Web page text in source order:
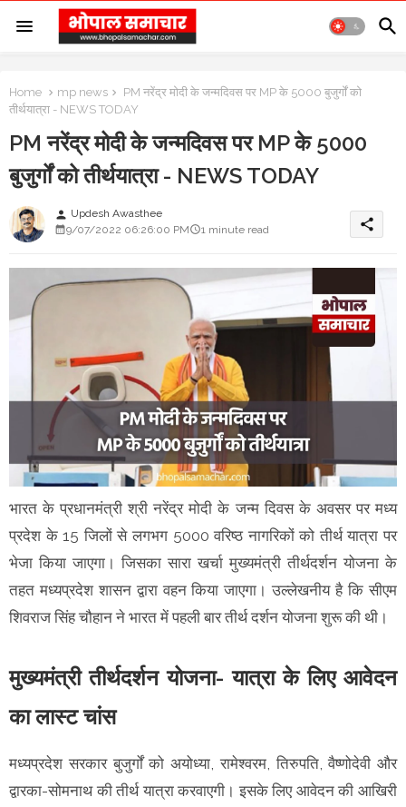
Home mp news
PM नरेंद्र मोदी के जन्मदिवस पर MP के 5000 बुजुर्गों को
तीर्थयात्रा - NEWS TODAY
PM नरेंद्र मोदी के जन्मदिवस पर MP के 5000
बुजुर्गों को तीर्थयात्रा - NEWS TODAY
person Updesh Awasthee
9/07/2022 06:26:00 PM
1 minute read share
भारत के प्रधानमंत्री श्री नरेंद्र मोदी के जन्म दिवस के अवसर पर मध्य
प्रदेश के 15 जिलों से लगभग 5000 वरिष्ठ नागरिकों को तीर्थ यात्रा पर
भेजा किया जाएगा। जिसका सारा खर्चा मुख्यमंत्री तीर्थदर्शन योजना के
तहत मध्यप्रदेश शासन द्वारा वहन किया जाएगा। उल्लेखनीय है कि सीएम
शिवराज सिंह चौहान ने भारत में पहली बार तीर्थ दर्शन योजना शुरू की थी।
मुख्यमंत्री तीर्थदर्शन योजना- यात्रा के लिए आवेदन
का लास्ट चांस
मध्यप्रदेश सरकार बुजुर्गों को अयोध्या, रामेश्वरम, तिरुपति, वैष्णोदेवी और
द्वारका-सोमनाथ की तीर्थ यात्रा करवाएगी। इसके लिए आवेदन की आखिरी